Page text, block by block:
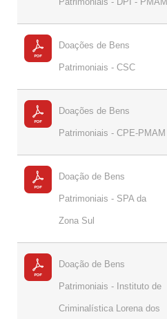
Doações de Bens
Patrimoniais - CSC
Doações de Bens
Patrimoniais - CPE-PMAM
Doação de Bens
Patrimoniais - SPA da
Zona Sul
Doação de Bens
Patrimoniais - Instituto de
Criminalística Lorena dos